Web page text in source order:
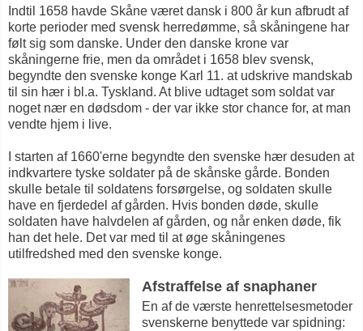
Indtil 1658 havde Skåne været dansk i 800 år kun afbrudt af
korte perioder med svensk herredømme, så skåningene har
følt sig som danske. Under den danske krone var
skåningerne frie, men da området i 1658 blev svensk,
begyndte den svenske konge Karl 11. at udskrive mandskab
til sin hær i bl.a. Tyskland. At blive udtaget som soldat var
noget nær en dødsdom - der var ikke stor chance for, at man
vendte hjem i live.
I starten af 1660'erne begyndte den svenske hær desuden at
indkvartere tyske soldater på de skånske gårde. Bonden
skulle betale til soldatens forsørgelse, og soldaten skulle
have en fjerdedel af gården. Hvis bonden døde, skulle
soldaten have halvdelen af gården, og når enken døde, fik
han det hele. Det var med til at øge skåningenes
utilfredshed med den svenske konge.
Afstraffelse af snaphaner
En af de værste henrettelsesmetoder
svenskerne benyttede var spidning: